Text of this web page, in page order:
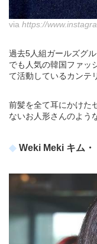
via https://
過去5人組ガールズグ
でも人気の韓国ファッ
て活動しているカンテ
前髪を全て耳にかけた
ないお人形さんのよう
Weki Meki キム・